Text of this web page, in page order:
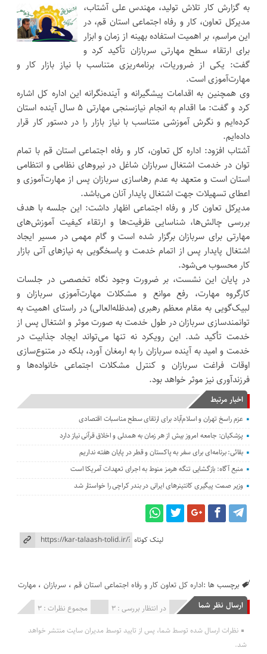
به گزارش کار تلاش تولید، مهندس علی آشتاب،
مدیرکل تعاون، کار و رفاه اجتماعی استان قم، در
این مراسم، بر اهمیت استفاده بهینه از زمان و ابزار
برای ارتقاء سطح مهارتی سربازان تأکید کرد و
گفت: یکی از ضروریات، برنامه‌ریزی متناسب با نیاز بازار کار و
مهارت‌آموزی است.
وی همچنین به اقدامات پیشگیرانه و آینده‌نگرانه این اداره کل اشاره
کرد و گفت: ما اقدام به انجام نیازسنجی مهارتی ۵ سال آینده استان
کرده‌ایم و نگرش آموزشی متناسب با نیاز بازار را در دستور کار قرار
داده‌ایم.
آشتاب افزود: اداره کل تعاون، کار و رفاه اجتماعی استان قم با تمام
توان در خدمت اشتغال سربازان شاغل در نیروهای نظامی و انتظامی
استان است و متعهد به عدم رهاسازی سربازان پس از مهارت‌آموزی و
اعطای تسهیلات جهت اشتغال پایدار آنان می‌باشد.
مدیرکل تعاون کار و رفاه اجتماعی اظهار داشت: این جلسه با هدف
بررسی چالش‌ها، شناسایی ظرفیت‌ها و ارتقاء کیفیت آموزش‌های
مهارتی برای سربازان برگزار شده است و گام مهمی در مسیر ایجاد
اشتغال پایدار پس از اتمام خدمت و پاسخگویی به نیازهای آتی بازار
کار محسوب می‌شود.
در پایان این نشست، بر ضرورت وجود نگاه تخصصی در جلسات
کارگروه مهارت، رفع موانع و مشکلات مهارت‌آموزی سربازان و
لبیک‌گویی به مقام معظم رهبری (مدظله‌العالی) در راستای اهمیت به
توانمندسازی سربازان در طول خدمت به صورت موثر و اشتغال پس از
خدمت تأکید شد. این رویکرد نه تنها می‌تواند ایجاد جذابیت در
خدمت و امید به آینده سربازان را به ارمغان آورد، بلکه در متنوع‌سازی
اوقات فراغت سربازان و کنترل مشکلات اجتماعی خانواده‌ها و
فرزندآوری نیز موثر خواهد بود.
اخبار مرتبط
عزم راسخ تهران و اسلام‌آباد برای ارتقای سطح مناسبات اقتصادی
پزشکیان: جامعه امروز بیش از هر زمان به همدلی و اخلاق قرآنی نیاز دارد
بقائی: برنامه‌ای برای سفر به پاکستان و قطر در پایان هفته نداریم
منبع آگاه: بازگشایی تنگه هرمز منوط به اجرای تعهدات آمریکا است
وزیر صمت پیگیری کانتینر‌های ایرانی در بندر کراچی را خواستار شد
لینک کوتاه
برچسب ها :اداره کل تعاون کار و رفاه اجتماعی استان قم ، سربازان ،مهارت
ارسال نظر شما
مجموع نظرات : 3 در انتظار بررسی : 3 انتشار یافته : 0
نظرات ارسال شده توسط شما، پس از تایید توسط مدیران سایت منتشر خواهد
شد.